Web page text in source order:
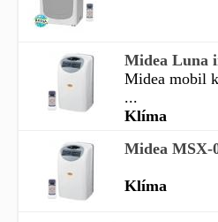
Midea Luna
Midea mobil
...
Klíma
Midea MSX-
Klíma